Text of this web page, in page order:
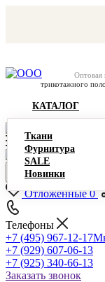
Оптовая
трикотажного
КАТАЛОГ
Ткани
Фурнитура
SALE
Новинки
Отложенные 0
Телефоны
+7 (495) 967-12-17
+7 (929) 607-06-13
+7 (925) 340-66-13
Заказать звонок